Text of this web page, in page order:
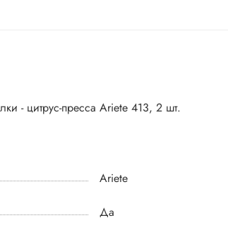
- цитрус-пресса Ariete 413, 2 шт.
Ariete
Да